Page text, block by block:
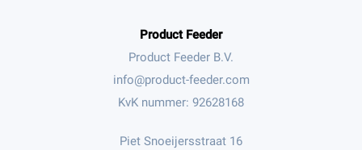
Product Feeder
Product Feeder B.V.
KvK nummer: 92628168
Piet Snoeijersstraat 16